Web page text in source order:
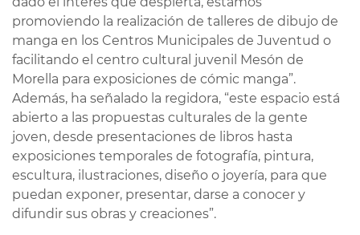
promoviendo la realización de talleres de dibujo de
manga en los Centros Municipales de Juventud o
facilitando el centro cultural juvenil Mesón de
Morella para exposiciones de cómic manga”.
Además, ha señalado la regidora, “este espacio está
abierto a las propuestas culturales de la gente
joven, desde presentaciones de libros hasta
exposiciones temporales de fotografía, pintura,
escultura, ilustraciones, diseño o joyería, para que
puedan exponer, presentar, darse a conocer y
difundir sus obras y creaciones”.